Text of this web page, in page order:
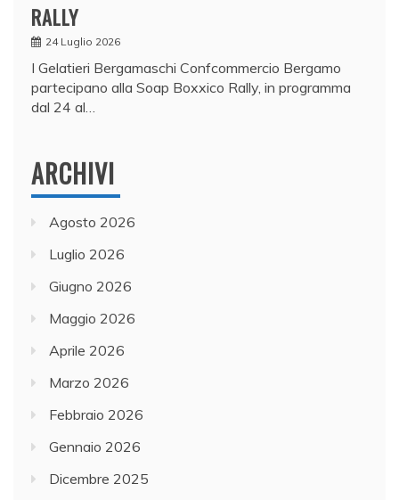
RALLY
24 Luglio 2026
I Gelatieri Bergamaschi Confcommercio Bergamo
partecipano alla Soap Boxxico Rally, in programma
dal 24 al…
ARCHIVI
Agosto 2026
Luglio 2026
Giugno 2026
Maggio 2026
Aprile 2026
Marzo 2026
Febbraio 2026
Gennaio 2026
Dicembre 2025